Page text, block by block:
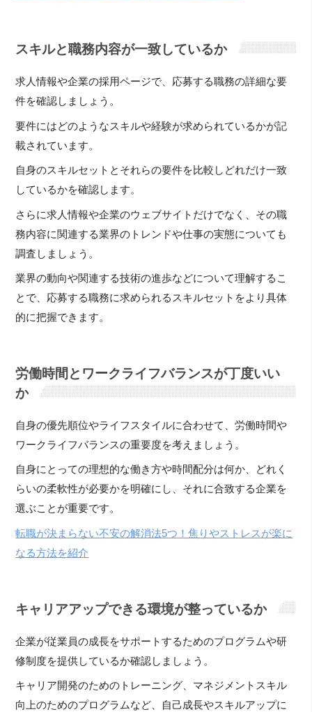
スキルと職務内容が一致しているか
求人情報や企業の採用ページで、応募する職務の詳細な要
件を確認しましょう。
要件にはどのようなスキルや経験が求められているかが記
載されています。
自身のスキルセットとそれらの要件を比較しどれだけ一致
しているかを確認します。
さらに求人情報や企業のウェブサイトだけでなく、その職
務内容に関連する業界のトレンドや仕事の実態についても
調査しましょう。
業界の動向や関連する技術の進歩などについて理解するこ
とで、応募する職務に求められるスキルセットをより具体
的に把握できます。
労働時間とワークライフバランスが丁度いい
か
自身の優先順位やライフスタイルに合わせて、労働時間や
ワークライフバランスの重要度を考えましょう。
自身にとっての理想的な働き方や時間配分は何か、どれく
らいの柔軟性が必要かを明確にし、それに合致する企業を
選ぶことが重要です。
転職が決まらない不安の解消法5つ！焦りやストレスが楽に
なる方法を紹介
キャリアアップできる環境が整っているか
企業が従業員の成長をサポートするためのプログラムや研
修制度を提供しているか確認しましょう。
キャリア開発のためのトレーニング、マネジメントスキル
向上のためのプログラムなど、自己成長やスキルアップに